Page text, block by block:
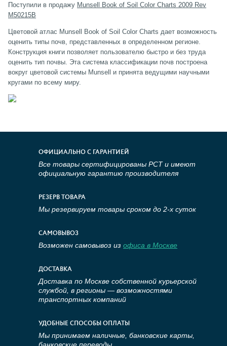
Поступили в продажу Munsell Book of Soil Color Charts 2009 Rev
M50215B
Цветовой атлас Munsell Book of Soil Color Charts дает возможность
оценить типы почв, представленных в определенном регионе.
Конструкция книги позволяет пользователю быстро и без труда
оценить тип почвы. Эта система классификации почв построена
вокруг цветовой системы Munsell и принята ведущими научными
кругами по всему миру.
ОФИЦИАЛЬНО С ГАРАНТИЕЙ
Все товары сертифицированы РСТ и имеют
официальную гарантию производителя
РЕЗЕРВ ТОВАРА
Мы резервируем товары сроком до 2-х суток
САМОВЫВОЗ
Возможен самовывоз из офиса в Москве
ДОСТАВКА
Доставка по Москве собственной курьерской
службой, в регионы — возможностями
транспортных компаний
УДОБНЫЕ СПОСОБЫ ОПЛАТЫ
Мы принимаем наличные, банковские карты,